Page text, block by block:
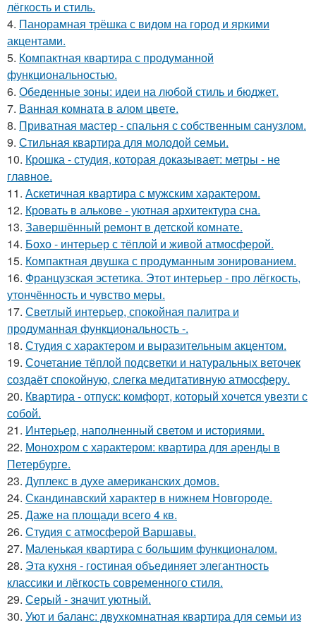
лёгкость и стиль.
4. Панорамная трёшка с видом на город и яркими
акцентами.
5. Компактная квартира с продуманной
функциональностью.
6. Обеденные зоны: идеи на любой стиль и бюджет.
7. Ванная комната в алом цвете.
8. Приватная мастер - спальня с собственным санузлом.
9. Стильная квартира для молодой семьи.
10. Крошка - студия, которая доказывает: метры - не
главное.
11. Аскетичная квартира с мужским характером.
12. Кровать в алькове - уютная архитектура сна.
13. Завершённый ремонт в детской комнате.
14. Бохо - интерьер с тёплой и живой атмосферой.
15. Компактная двушка с продуманным зонированием.
16. Французская эстетика. Этот интерьер - про лёгкость,
утончённость и чувство меры.
17. Светлый интерьер, спокойная палитра и
продуманная функциональность -.
18. Студия с характером и выразительным акцентом.
19. Сочетание тёплой подсветки и натуральных веточек
создаёт спокойную, слегка медитативную атмосферу.
20. Квартира - отпуск: комфорт, который хочется увезти с
собой.
21. Интерьер, наполненный светом и историями.
22. Монохром с характером: квартира для аренды в
Петербурге.
23. Дуплекс в духе американских домов.
24. Скандинавский характер в нижнем Новгороде.
25. Даже на площади всего 4 кв.
26. Студия с атмосферой Варшавы.
27. Маленькая квартира с большим функционалом.
28. Эта кухня - гостиная объединяет элегантность
классики и лёгкость современного стиля.
29. Серый - значит уютный.
30. Уют и баланс: двухкомнатная квартира для семьи из